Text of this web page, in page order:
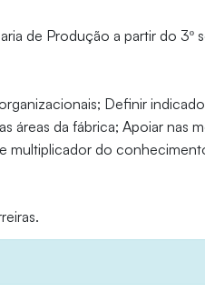
de Produção a partir do 3º
Definir
áreas da fábrica; Apoiar nas
multiplicador do